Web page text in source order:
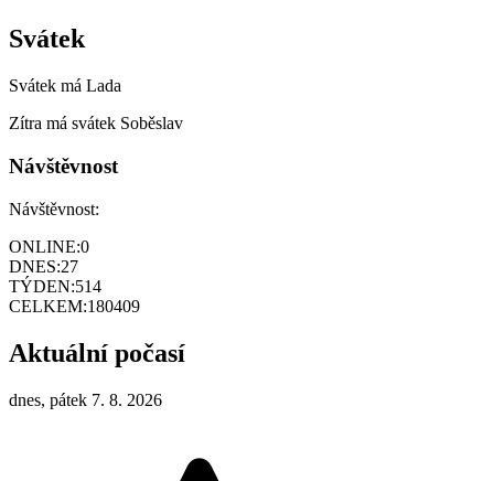
Svátek
Svátek má Lada
Zítra má svátek Soběslav
Návštěvnost
Návštěvnost:
ONLINE:0
DNES:27
TÝDEN:514
CELKEM:180409
Aktuální počasí
dnes, pátek 7. 8. 2026